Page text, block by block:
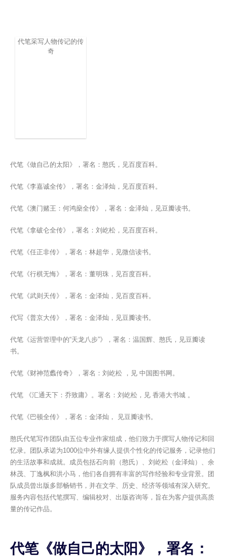
代笔采写人物传记的传
奇
代笔《做自己的太阳》，署名：憨氏，见百度百科。
代笔《李嘉诚全传》，署名：金泽灿，见百度百科。
代笔《澳门赌王：何鸿燊全传》，署名：金泽灿，见豆瓣读书。
代笔《拿破仑全传》，署名：刘屹松，见百度百科。
代笔《任正非传》，署名：林超华，见微信读书。
代笔《行棋无悔》，署名：董明珠，见百度百科。
代笔《武则天传》，署名：金泽灿，见百度百科。
代写《普京大传》，署名：金泽灿，见豆瓣读书。
代笔《运营管理中的“天龙八步”》，署名：温国辉、憨氏，见豆瓣读
书。
代笔《财神范蠡传奇》，署名：刘屹松 ，见 中国图书网。
代笔 《汇通天下：乔致庸》。署名：刘屹松，见 香港大书城 。
代笔《巴顿全传》，署名：金泽灿， 见豆瓣读书。
憨氏代笔写作团队由五位专业作家组成，他们致力于撰写人物传记和回
忆录。团队承诺为1000位中外有缘人提供个性化的传记服务，记录他们
的生活故事和成就。成员包括石向前（憨氏）、刘屹松（金泽灿）、余
林茂、丁逸枫和洪小马，他们各自拥有丰富的写作经验和专业背景。团
队成员曾出版多部畅销书，并在文学、历史、经济等领域有深入研究。
服务内容包括代笔撰写、编辑校对、出版咨询等，旨在为客户提供高质
量的传记作品。
代笔《做自己的太阳》，署名：